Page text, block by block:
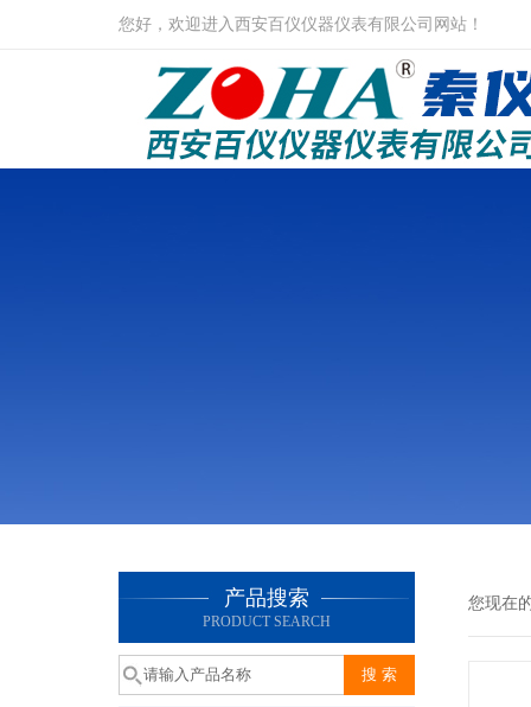
您好，欢迎进入西安百仪仪器仪表有限公司网站！
产品搜索
PRODUCT SEARCH
您现在